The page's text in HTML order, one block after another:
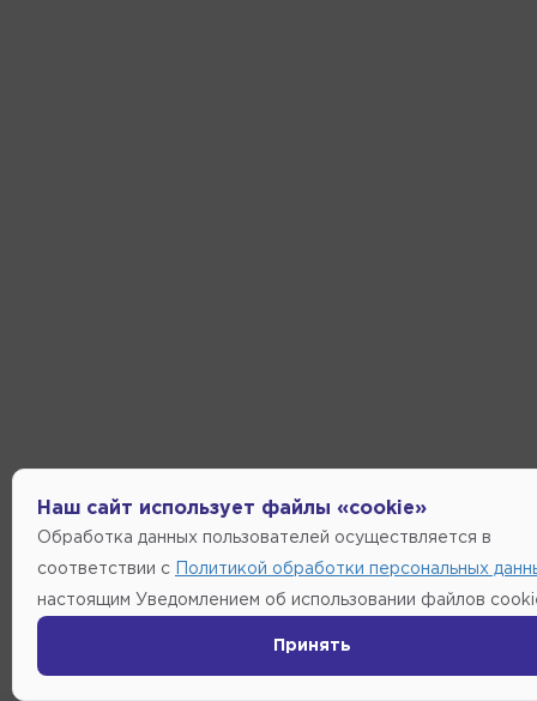
Наш сайт использует файлы «cookie»
Обработка данных пользователей осуществляется в
соответствии с Политикой обработки персональных
настоящим Уведомлением об использовании файлов
Принять